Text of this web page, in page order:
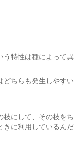
う特性は種によって異
どちらも発生しやすい
枝にして、その枝をち
きに利用しているんだ